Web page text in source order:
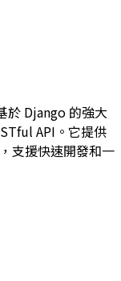
於 Django 的強大
API。它提供
支援快速開發和一